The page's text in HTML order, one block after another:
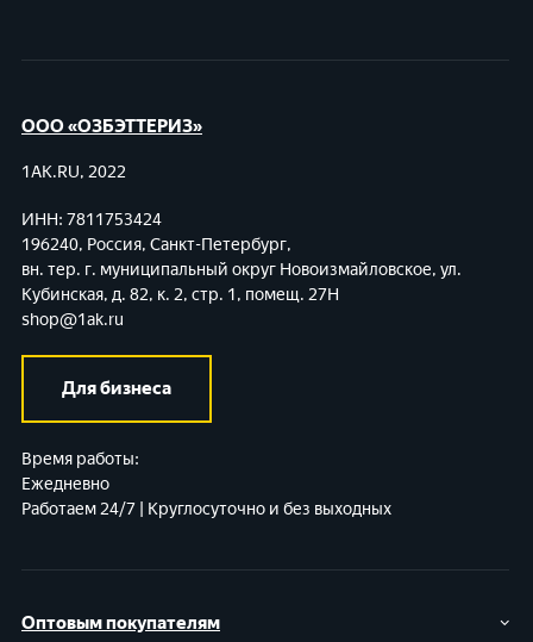
Оптовым покупателям
ООО «ОЗБЭТТЕРИЗ»
1AK.RU, 2022
ИНН: 7811753424
196240, Россия, Санкт-Петербург,
вн. тер. г. муниципальный округ Новоизмайловское, ул.
Кубинская, д. 82, к. 2, стр. 1, помещ. 27Н
shop@1ak.ru
Для бизнеса
Время работы:
Ежедневно
Работаем 24/7 | Круглосуточно и без выходных